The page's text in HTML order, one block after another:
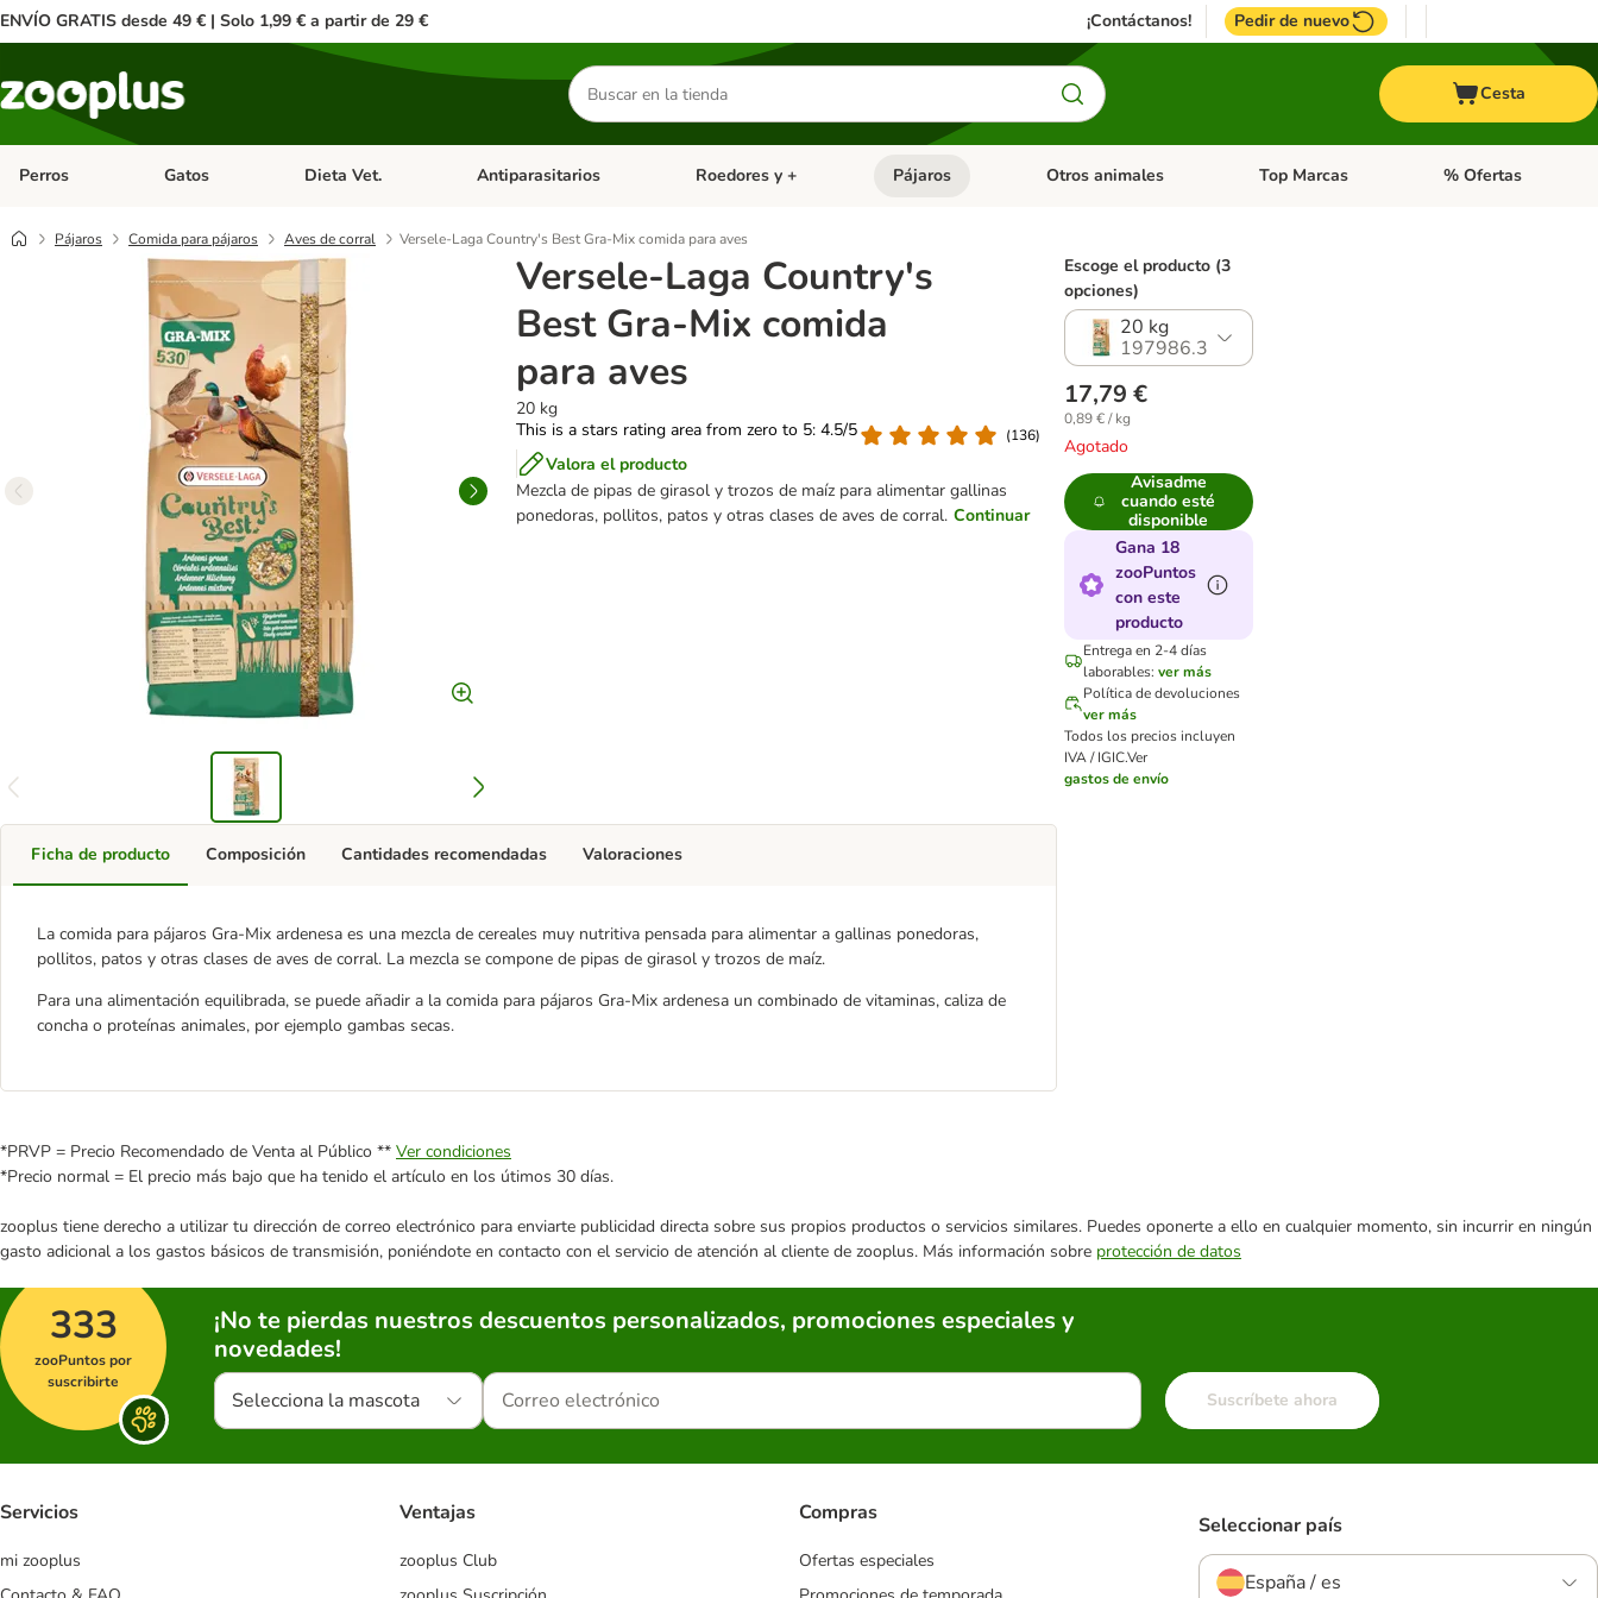
ENVÍO GRATIS desde 49 € | Solo 1,99 € a partir de 29 € ¡Contáctanos! Pedir de nuevo
Buscar
productos
Cesta
Perros Menú de categoria abierto: Perros
Gatos Menú de categoria abierto: Gatos
Dieta Vet. Menú de categoria abierto: Dieta Vet.
Antiparasitarios Menú de categoria abierto: Antiparasitarios
Roedores y + Menú de categoria abierto: Roedores y +
Pájaros Menú de categoria abierto: Pájaros
Otros animales Menú de categoria abierto: Otros animales
Top Marcas Menú de categoria
% Ofertas
Pájaros Comida para pájaros Aves de corral Versele-Laga Country's Best Gra-Mix comida para aves
Versele-Laga Country's
Best Gra-Mix comida
para aves
20 kg
This is a stars rating area from zero to 5: 4.5/5
(136)
Valora el producto
Mezcla de pipas de girasol y trozos de maíz para alimentar gallinas
ponedoras, pollitos, patos y otras clases de aves de corral. Continuar
Escoge el producto (3
opciones)
20 kg
197986.3
17,79 €
0,89 € / kg
Agotado
Avisadme
cuando esté
disponible
Gana 18
zooPuntos
con este
producto
Entrega en 2-4 días
laborables: ver más
Política de devoluciones
ver más
Todos los precios incluyen
IVA / IGIC.Ver
gastos de envío
Ficha de producto
La comida para pájaros Gra-Mix ardenesa es una mezcla de cereales muy nutritiva pensada para alimentar a gallinas ponedoras,
pollitos, patos y otras clases de aves de corral. La mezcla se compone de pipas de girasol y trozos de maíz.
Para una alimentación equilibrada, se puede añadir a la comida para pájaros Gra-Mix ardenesa un combinado de vitaminas, caliza de
concha o proteínas animales, por ejemplo gambas secas.
Composición Cantidades recomendadas Valoraciones
*PRVP = Precio Recomendado de Venta al Público ** Ver condiciones
*Precio normal = El precio más bajo que ha tenido el artículo en los útimos 30 días.
zooplus tiene derecho a utilizar tu dirección de correo electrónico para enviarte publicidad directa sobre sus propios productos o servicios similares. Puedes oponerte a ello en cualquier momento, sin incurrir en ningún
gasto adicional a los gastos básicos de transmisión, poniéndote en contacto con el servicio de atención al cliente de zooplus. Más información sobre protección de datos
333
zooPuntos por
suscribirte
¡No te pierdas nuestros descuentos personalizados, promociones especiales y
novedades!
Selecciona la mascota Suscríbete ahora
Servicios
mi zooplus
Ventajas
zooplus Club
Compras
Ofertas especiales
Seleccionar país
España / es